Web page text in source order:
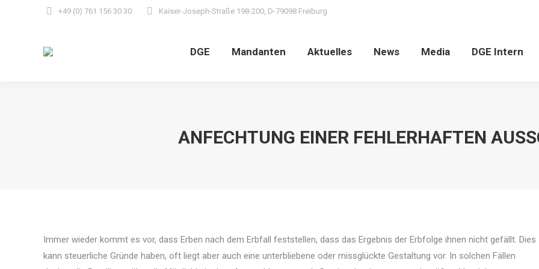
+49 (0) 761 156 30 30 Kaiser-Joseph-Straße 198-200, D-79098 Freiburg
DGE Mandanten Aktuelles News Media DGE Intern
ANFECHTUNG EINER FEHLERHAFTEN
Immer wieder kommt es vor, dass Erben nach dem Erbfall feststellen, dass das Ergebnis der Erbfolge ihnen nicht gefällt. Dies
kann steuerliche Gründe haben, oft liegt aber auch eine unterbliebene oder missglückte Gestaltung vor. In solchen Fällen